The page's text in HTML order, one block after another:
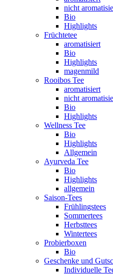
nicht
Bio
Highlights
Früchtetee
aromatisiert
Bio
Highlights
magenmild
Rooibos Tee
aromatisiert
nicht
Bio
Highlights
Wellness Tee
Bio
Highlights
Allgemein
Ayurveda Tee
Bio
Highlights
allgemein
Saison-Tees
Frühlingstees
Sommertees
Herbsttees
Wintertees
Probierboxen
Bio
Geschenke und
Individuelle